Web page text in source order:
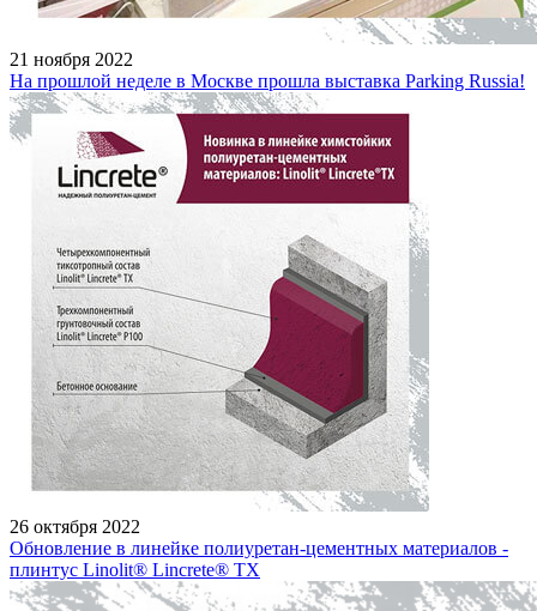
21 ноября 2022
На прошлой неделе в Москве прошла выставка Parking Russia!
26 октября 2022
Обновление в линейке полиуретан-цементных материалов -
плинтус Linolit® Lincrete® ТХ